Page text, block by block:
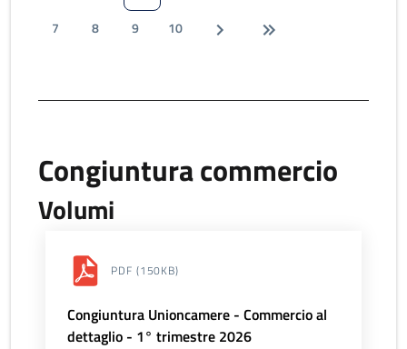
7
8 9 10
Congiuntura commercio
Volumi
PDF (150KB)
Congiuntura Unioncamere - Commercio al
dettaglio - 1° trimestre 2026